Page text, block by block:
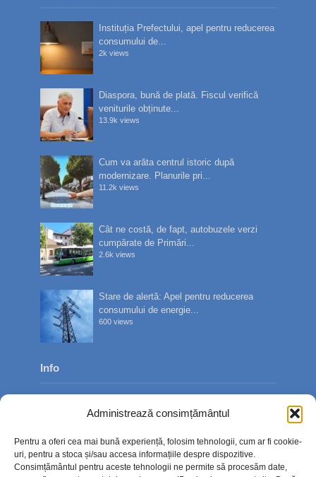
Administrează consimțământul
Pentru a oferi cea mai bună experiență, folosim tehnologii, cum ar fi cookie-
uri, pentru a stoca și/sau accesa informațiile despre dispozitive.
Consimțământul pentru aceste tehnologii ne permite să procesăm date,
Instituția Prefectului, apel pentru reducerea
consumului de...
2k views
Diaspora, bună de plată. Fiscul verifică
veniturile obținute...
13.9k views
Cum va arăta centrul istoric după
modernizare. Planurile pri...
11.2k views
Cât ne costă, de fapt, autobuzele verzi
cumpărate de Primări...
2.6k views
Stare de alertă: Apel pentru reducerea
consumului de energie...
600 views
Info
Contact